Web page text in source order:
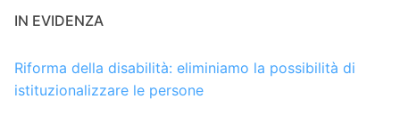
IN EVIDENZA
Riforma della disabilità: eliminiamo la possibilità di
istituzionalizzare le persone